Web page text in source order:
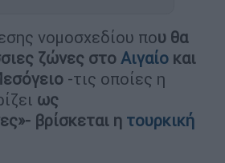
νομοσχεδίου που θα
ζώνες στο Αιγαίο και
-τις οποίες η
ως
βρίσκεται η τουρκική